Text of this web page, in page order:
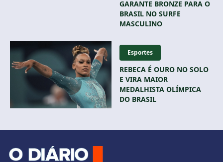
GARANTE BRONZE PARA O
BRASIL NO SURFE
MASCULINO
Esportes
REBECA É OURO NO SOLO
E VIRA MAIOR
MEDALHISTA OLÍMPICA
DO BRASIL